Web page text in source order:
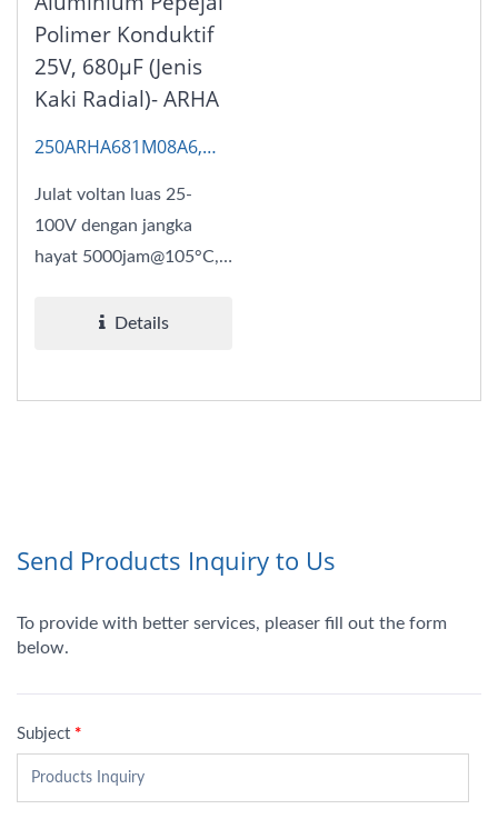
Polimer Konduktif
25V, 680μF (Jenis
Kaki Radial)- ARHA
250ARHA681M08A6,
Julat voltan luas 25-
100V dengan jangka
hayat 5000jam@105°C,
Details